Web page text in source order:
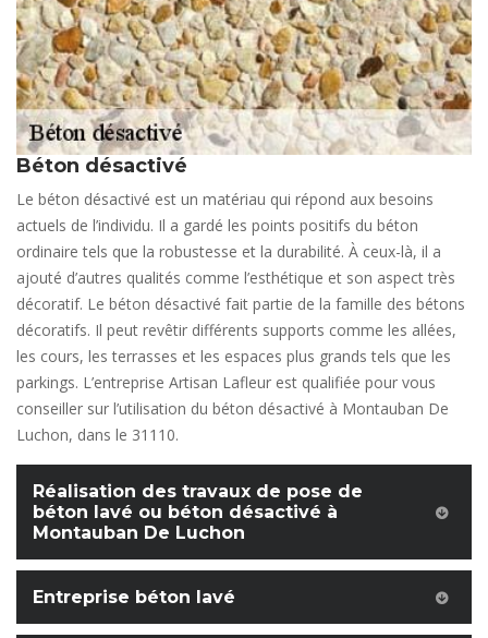
Béton désactivé
Le béton désactivé est un matériau qui répond aux besoins
actuels de l’individu. Il a gardé les points positifs du béton
ordinaire tels que la robustesse et la durabilité. À ceux-là, il a
ajouté d’autres qualités comme l’esthétique et son aspect très
décoratif. Le béton désactivé fait partie de la famille des bétons
décoratifs. Il peut revêtir différents supports comme les allées,
les cours, les terrasses et les espaces plus grands tels que les
parkings. L’entreprise Artisan Lafleur est qualifiée pour vous
conseiller sur l’utilisation du béton désactivé à Montauban De
Luchon, dans le 31110.
Réalisation des travaux de pose de
béton lavé ou béton désactivé à
Montauban De Luchon
Entreprise béton lavé